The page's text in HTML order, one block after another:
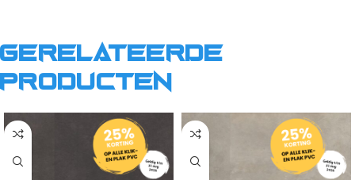
Gerelateerde
producten